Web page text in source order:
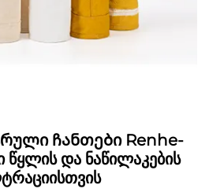
ჩანთები Renhe-
წყლის და ნაწილაკების